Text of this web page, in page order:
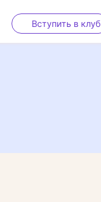
Вступить в клуб